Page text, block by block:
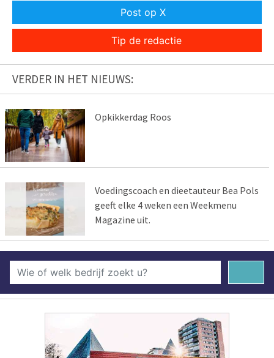
Post op X
Tip de redactie
VERDER IN HET NIEUWS:
Opkikkerdag Roos
Voedingscoach en dieetauteur Bea Pols
geeft elke 4 weken een Weekmenu
Magazine uit.